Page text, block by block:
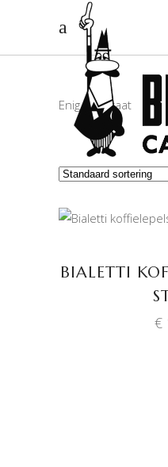
Enig resultaat
BIALETTI
€